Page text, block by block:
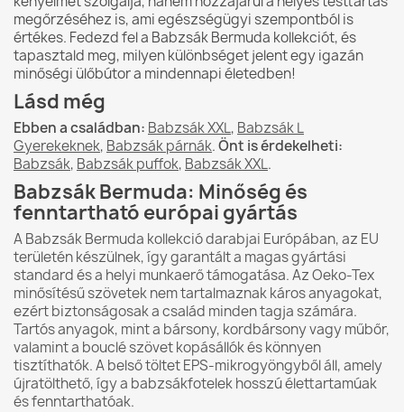
megőrzéséhez is, ami egészségügyi szempontból is
értékes. Fedezd fel a Babzsák Bermuda kollekciót, és
tapasztald meg, milyen különbséget jelent egy igazán
minőségi ülőbútor a mindennapi életedben!
Lásd még
Ebben a családban: Babzsák XXL, Babzsák L
Gyerekeknek, Babzsák párnák.Önt is érdekelheti:
Babzsák, Babzsák puffok, Babzsák XXL.
Babzsák Bermuda: Minőség és
fenntartható európai gyártás
A Babzsák Bermuda kollekció darabjai Európában, az EU
területén készülnek, így garantált a magas gyártási
standard és a helyi munkaerő támogatása. Az Oeko-Tex
minősítésű szövetek nem tartalmaznak káros anyagokat,
ezért biztonságosak a család minden tagja számára.
Tartós anyagok, mint a bársony, kordbársony vagy műbőr,
valamint a bouclé szövet kopásállók és könnyen
tisztíthatók. A belső töltet EPS-mikrogyöngyből áll, amely
újratölthető, így a babzsákfotelek hosszú élettartamúak
és fenntarthatóak.